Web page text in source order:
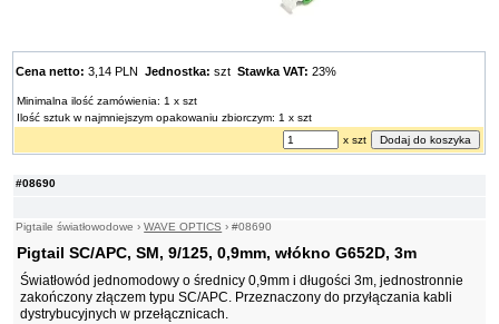
#08690
Pigtaile światłowodowe ›WAVE OPTICS ›#08690
Pigtail SC/APC, SM, 9/125, 0,9mm, włókno G652D, 3m
Światłowód jednomodowy o średnicy 0,9mm i długości 3m, jednostronnie
zakończony złączem typu SC/APC. Przeznaczony do przyłączania kabli
dystrybucyjnych w przełącznicach.
Cena netto: 3,14 PLNJednostka: sztStawka VAT: 23%
Minimalna ilość zamówienia: 1 x szt
Ilość sztuk w najmniejszym opakowaniu zbiorczym: 1 x szt
x szt